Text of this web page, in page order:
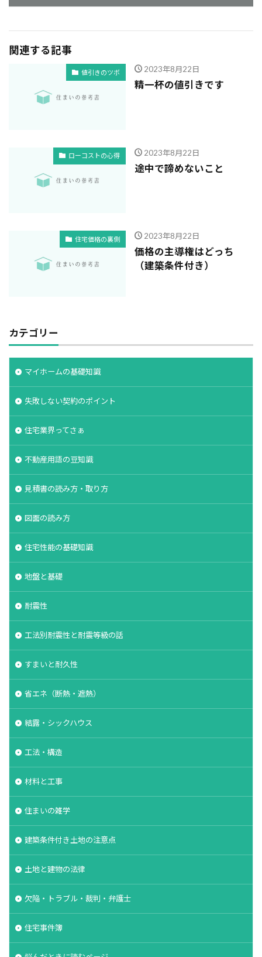
関連する記事
値引きのツボ 2023年8月22日
精一杯の値引きです
ローコストの心得 2023年8月22日
途中で諦めないこと
住宅価格の裏側 2023年8月22日
価格の主導権はどっち
（建築条件付き）
カテゴリー
マイホームの基礎知識
失敗しない契約のポイント
住宅業界ってさぁ
不動産用語の豆知識
見積書の読み方・取り方
図面の読み方
住宅性能の基礎知識
地盤と基礎
耐震性
工法別耐震性と耐震等級の話
すまいと耐久性
省エネ（断熱・遮熱）
結露・シックハウス
工法・構造
材料と工事
住まいの雑学
建築条件付き土地の注意点
土地と建物の法律
欠陥・トラブル・裁判・弁護士
住宅事件簿